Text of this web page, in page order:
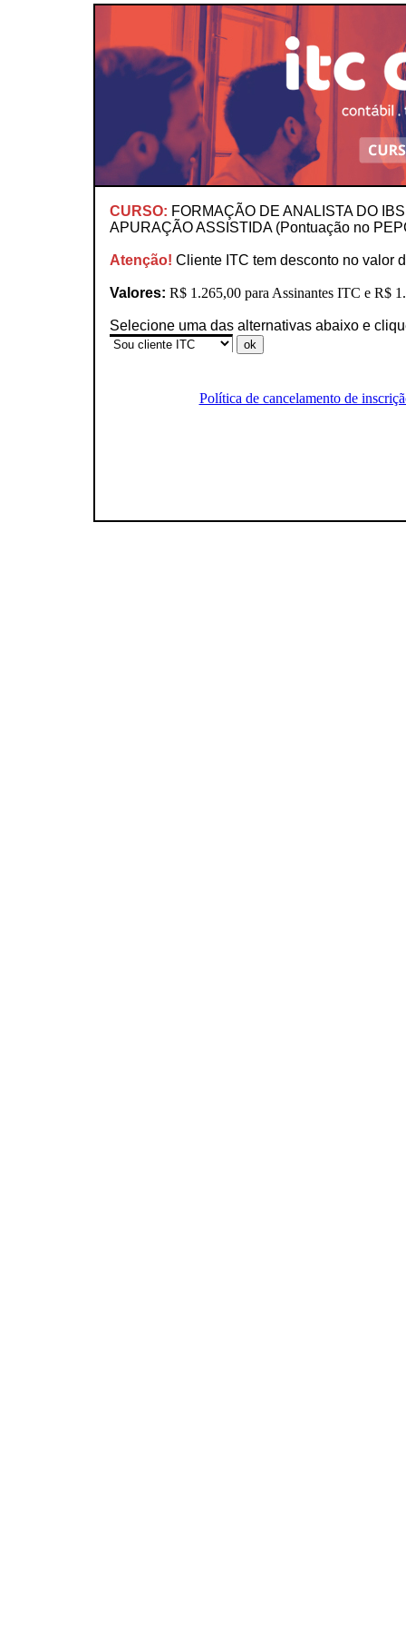
CURSO: FORMAÇÃO DE ANALISTA DO
APURAÇÃO ASSISTIDA (Pontuação no
Atenção! Cliente ITC tem desconto no valor
Valores: R$ 1.265,00 para Assinantes ITC e R$
Selecione uma das alternativas abaixo e
Política de cancelamento de